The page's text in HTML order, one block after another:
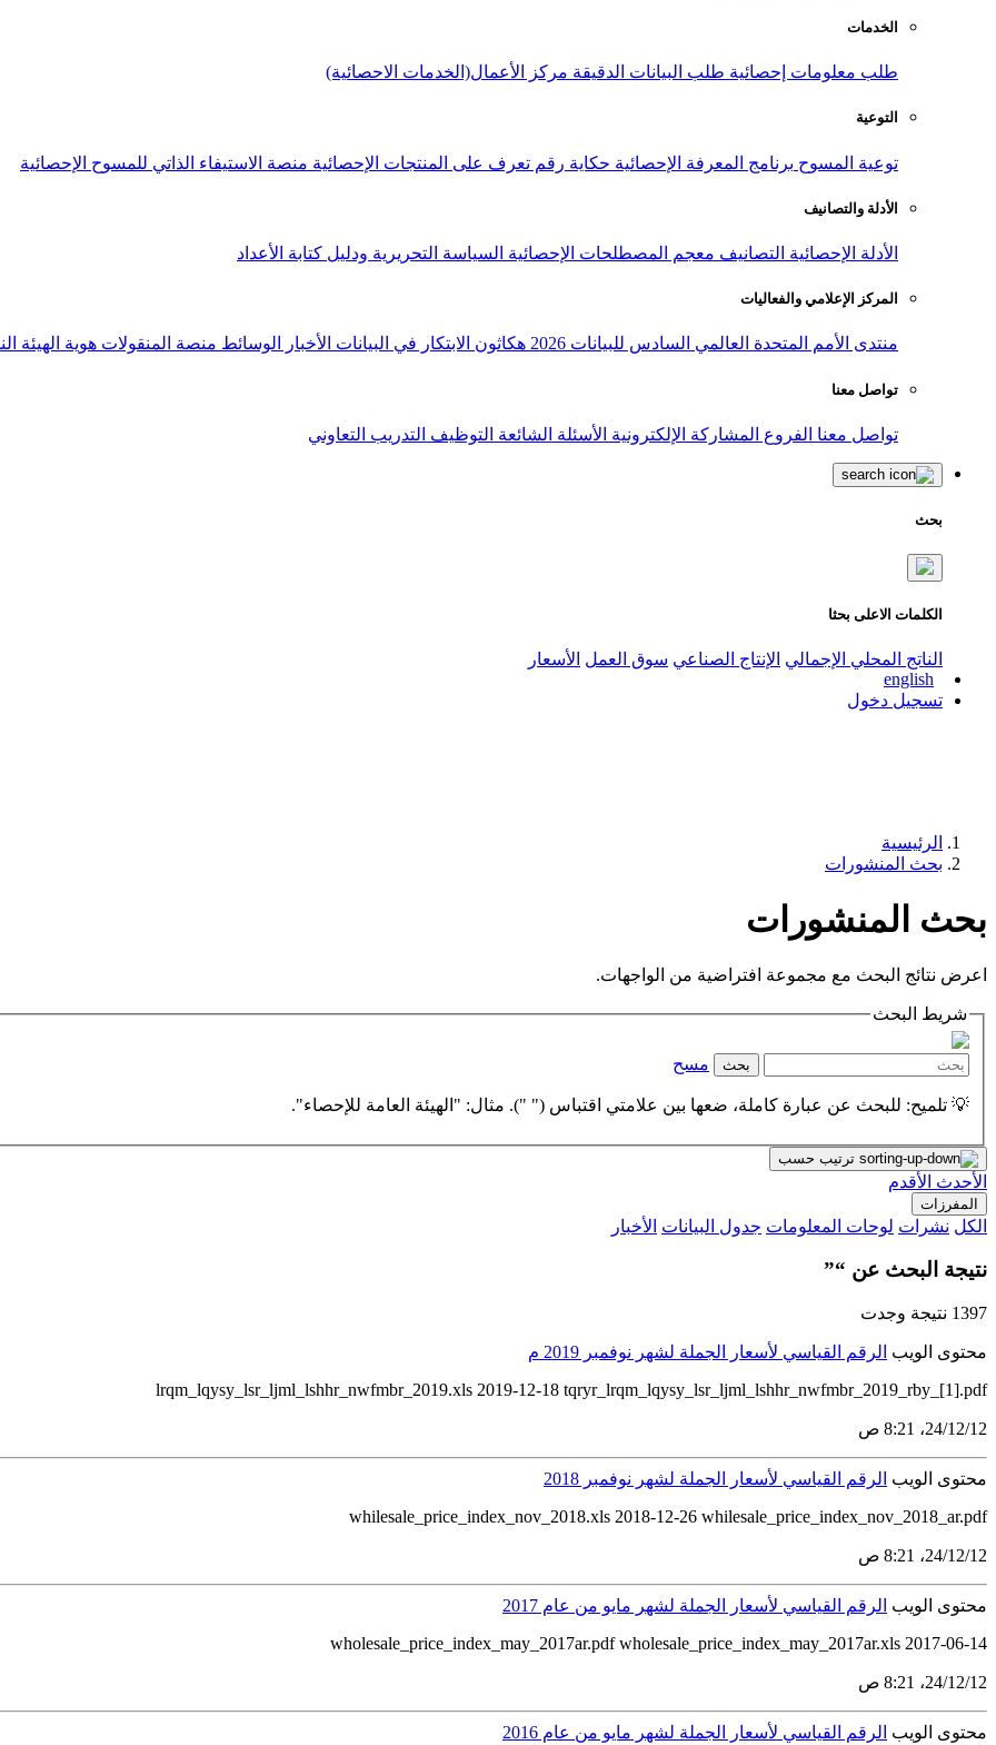
الخدمات
طلب معلومات إحصائية طلب البيانات الدقيقة مركز الأعمال(الخدمات الاحصائية)
التوعية
توعية المسوح برنامج المعرفة الإحصائية حكاية رقم تعرف على المنتجات الإحصائية منصة الاستيفاء الذاتي للمسوح الإحصائية
الأدلة والتصانيف
الأدلة الإحصائية التصانيف معجم المصطلحات الإحصائية السياسة التحريرية ودليل كتابة الأعداد
المركز الإعلامي والفعاليات
منتدى الأمم المتحدة العالمي السادس للبيانات 2026 هكاثون الابتكار في البيانات الأخبار الوسائط منصة المنقولات هوية الهيئة
تواصل معنا
تواصل معنا الفروع المشاركة الإلكترونية الأسئلة الشائعة التوظيف التدريب التعاوني
بحث
الكلمات الاعلى بحثا
الناتج المحلي الإجمالي الإنتاج الصناعي سوق العمل الأسعار
english
تسجيل دخول
الرئيسية
بحث المنشورات
بحث المنشورات
اعرض نتائج البحث مع مجموعة افتراضية من الواجهات.
شريط البحث
بحث مسح
💡 تلميح: للبحث عن عبارة كاملة، ضعها بين علامتي اقتباس (" "). مثال: "الهيئة العامة للإحصاء".
ترتيب حسب
الأحدث الأقدم
المفرزات
الكل نشرات لوحات المعلومات جدول البيانات الأخبار
نتيجة البحث عن “”
1397 نتيجة وجدت
محتوى الويب الرقم القياسي لأسعار الجملة لشهر نوفمبر 2019 م
lrqm_lqysy_lsr_ljml_lshhr_nwfmbr_2019.xls 2019-12-18 tqryr_lrqm_lqysy_lsr_ljml_lshhr_nwfmbr_2019_rby_[1].pdf
12‏/12‏/24، 8:21 ص
محتوى الويب الرقم القياسي لأسعار الجملة لشهر نوفمبر 2018
whilesale_price_index_nov_2018.xls 2018-12-26 whilesale_price_index_nov_2018_ar.pdf
12‏/12‏/24، 8:21 ص
محتوى الويب الرقم القياسي لأسعار الجملة لشهر مايو من عام 2017
2017-06-14 wholesale_price_index_may_2017ar.pdf wholesale_price_index_may_2017ar.xls
12‏/12‏/24، 8:21 ص
محتوى الويب الرقم القياسي لأسعار الجملة لشهر مايو من عام 2016